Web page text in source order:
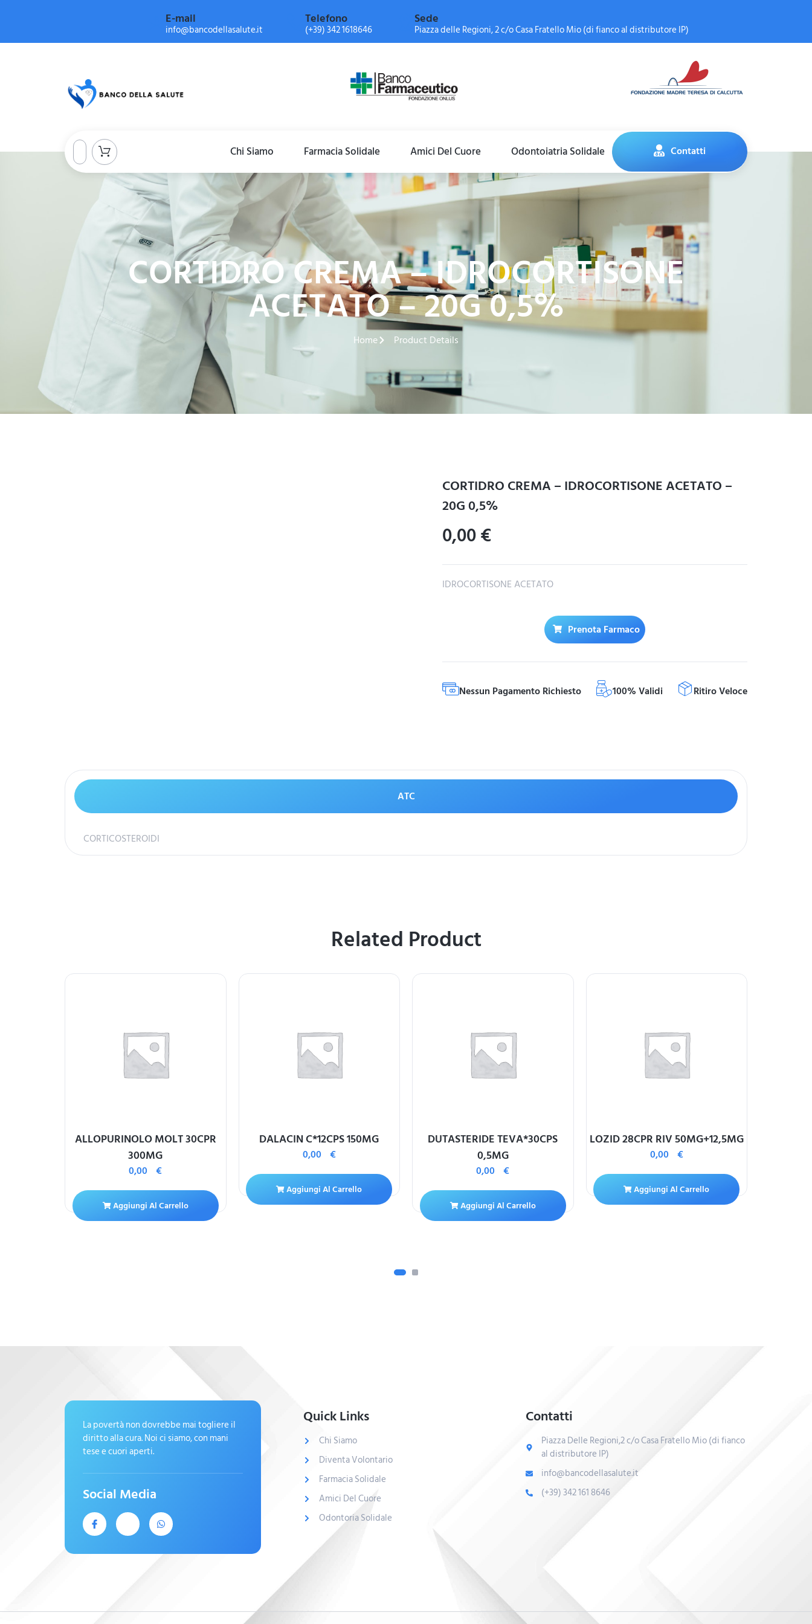
E-mail
info@bancodellasalute.it
Telefono
(+39) 342 1618646
Sede
Piazza delle Regioni, 2 c/o Casa Fratello Mio (di fianco al distributore IP)
Chi Siamo Farmacia Solidale Amici Del Cuore Odontoiatria Solidale Contatti
CORTIDRO CREMA – IDROCORTISONE
ACETATO – 20G 0,5%
Home Product Details
CORTIDRO CREMA – IDROCORTISONE ACETATO –
20G 0,5%
0,00€
IDROCORTISONE ACETATO
Prenota Farmaco
Nessun Pagamento Richiesto 100% Validi Ritiro Veloce
ATC
CORTICOSTEROIDI
Related Product
ALLOPURINOLO MOLT 30CPR
300MG
0,00€
Aggiungi Al Carrello
DALACIN C*12CPS 150MG
0,00 €
Aggiungi Al Carrello
DUTASTERIDE TEVA*30CPS
0,5MG
0,00€
Aggiungi Al Carrello
LOZID 28CPR RIV 50MG+12,5MG
0,00 €
Aggiungi Al Carrello
La povertà non dovrebbe mai togliere il
diritto alla cura. Noi ci siamo, con mani
tese e cuori aperti.
Social Media
Quick Links
Chi Siamo
Diventa Volontario
Farmacia Solidale
Amici Del Cuore
Odontoria Solidale
Contatti
Piazza Delle Regioni,2 c/o Casa Fratello Mio (di fianco
al distributore IP)
info@bancodellasalute.it
(+39) 342 161 8646